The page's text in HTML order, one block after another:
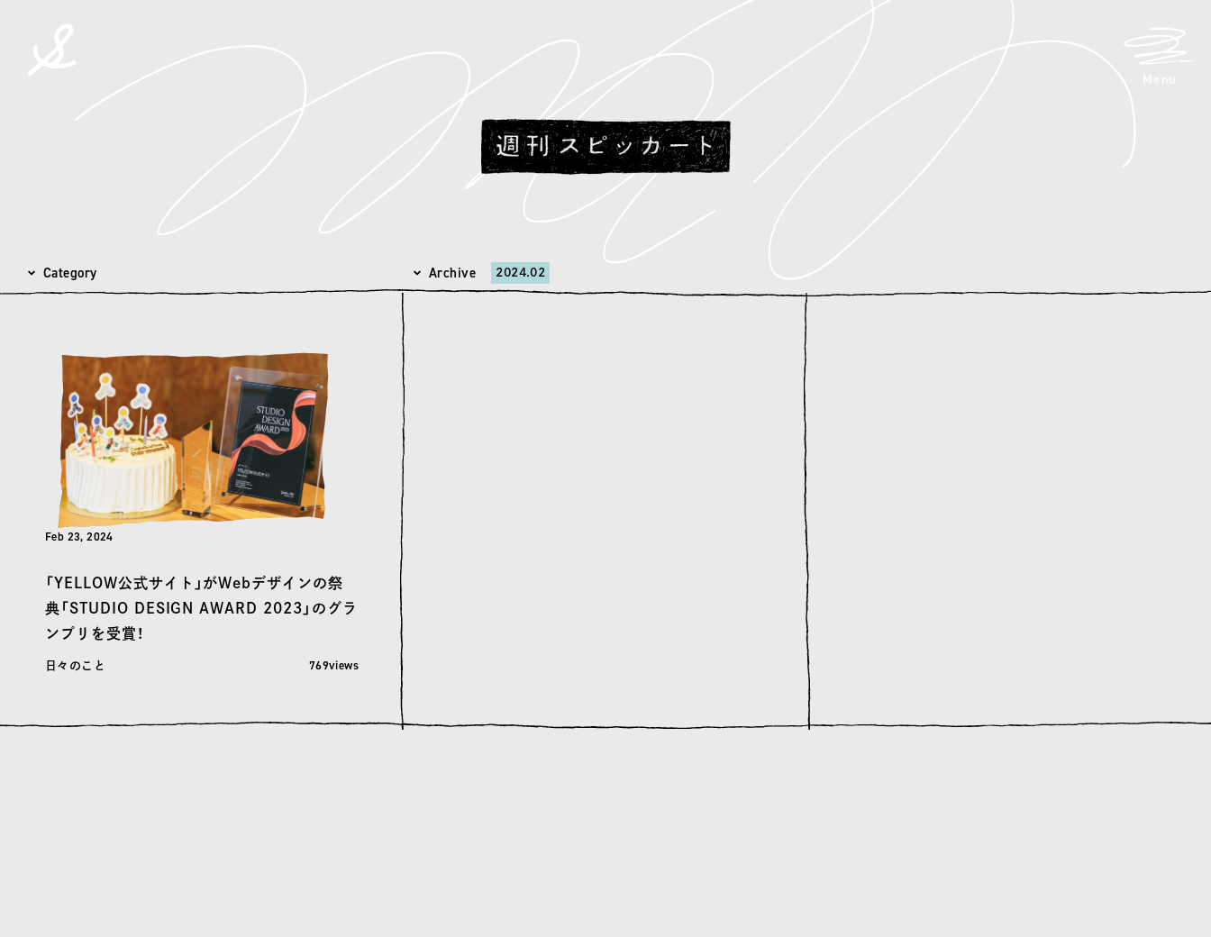
Category
カテゴリを選択 2024.02
Archive
月別アーカイブを選択
Feb 23, 2024
「YELLOW公式サイト」がWebデザインの祭
典「STUDIO DESIGN AWARD 2023」のグラ
ンプリを受賞！
日々のこと 閲覧数: 769
769views